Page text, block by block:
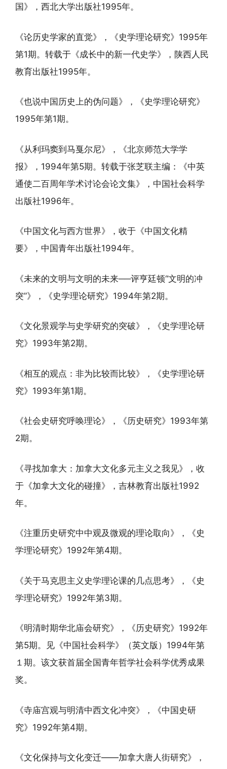
国》，西北大学出版社1995年。
《论历史学家的直觉》，《史学理论研究》1995年
第1期。转载于《成长中的新一代史学》，陕西人民
教育出版社1995年。
《也说中国历史上的伪问题》，《史学理论研究》
1995年第1期。
《从利玛窦到马戛尔尼》，《北京师范大学学
报》，1994年第5期。转载于张芝联主编：《中英
通使二百周年学术讨论会论文集》，中国社会科学
出版社1996年。
《中国文化与西方世界》，收于《中国文化精
要》，中国青年出版社1994年。
《未来的文明与文明的未来──评亨廷顿“文明的冲
突”》，《史学理论研究》1994年第2期。
《文化景观学与史学研究的突破》，《史学理论研
究》1993年第2期。
《相互的观点：非为比较而比较》，《史学理论研
究》1993年第1期。
《社会史研究呼唤理论》，《历史研究》1993年第
2期。
《寻找加拿大：加拿大文化多元主义之我见》，收
于《加拿大文化的碰撞》，吉林教育出版社1992
年。
《注重历史研究中中观及微观的理论取向》，《史
学理论研究》1992年第4期。
《关于马克思主义史学理论课的几点思考》，《史
学理论研究》1992年第3期。
《明清时期华北庙会研究》，《历史研究》1992年
第5期。见《中国社会科学》（英文版）1994年第
１期。该文获首届全国青年哲学社会科学优秀成果
奖。
《寺庙宫观与明清中西文化冲突》，《中国史研
究》1992年第4期。
《文化保持与文化变迁——加拿大唐人街研究》，